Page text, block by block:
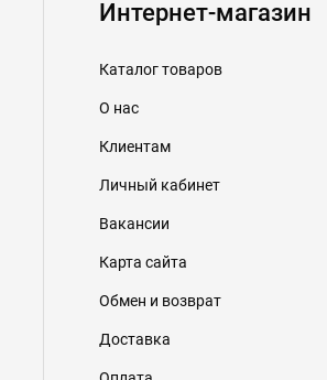
Интернет-магазин
Каталог товаров
О нас
Клиентам
Личный кабинет
Вакансии
Карта сайта
Обмен и возврат
Доставка